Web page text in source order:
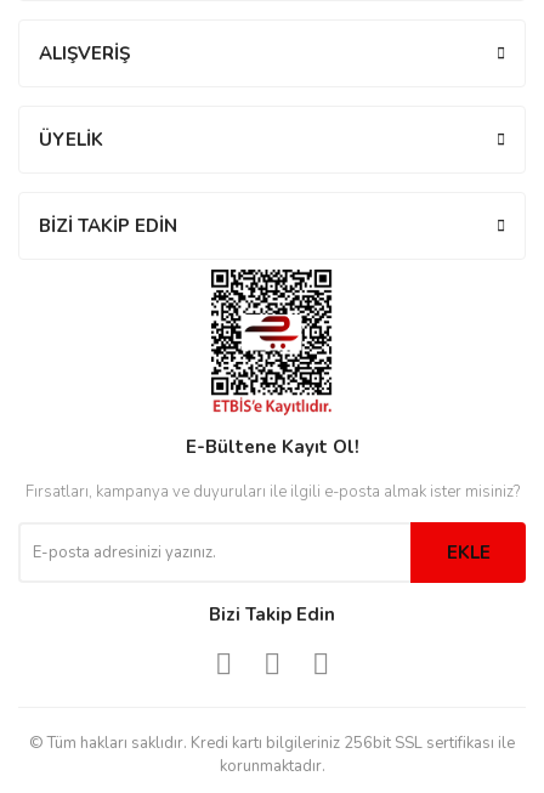
ALIŞVERİŞ
ÜYELİK
BİZİ TAKİP EDİN
E-Bültene Kayıt Ol!
Fırsatları, kampanya ve duyuruları ile ilgili e-posta almak ister misiniz?
EKLE
Bizi Takip Edin
© Tüm hakları saklıdır. Kredi kartı bilgileriniz 256bit SSL sertifikası ile
korunmaktadır.